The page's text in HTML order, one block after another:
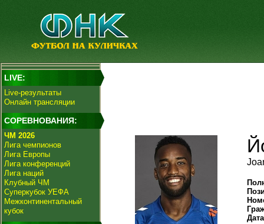
LIVE:
Live-результаты
Онлайн трансляции
СОРЕВНОВАНИЯ:
ЧМ 2026
Лига чемпионов
Лига Европы
Лига конференций
Лига наций
Клубный ЧМ
Суперкубок УЕФА
Межконтинентальный
кубок